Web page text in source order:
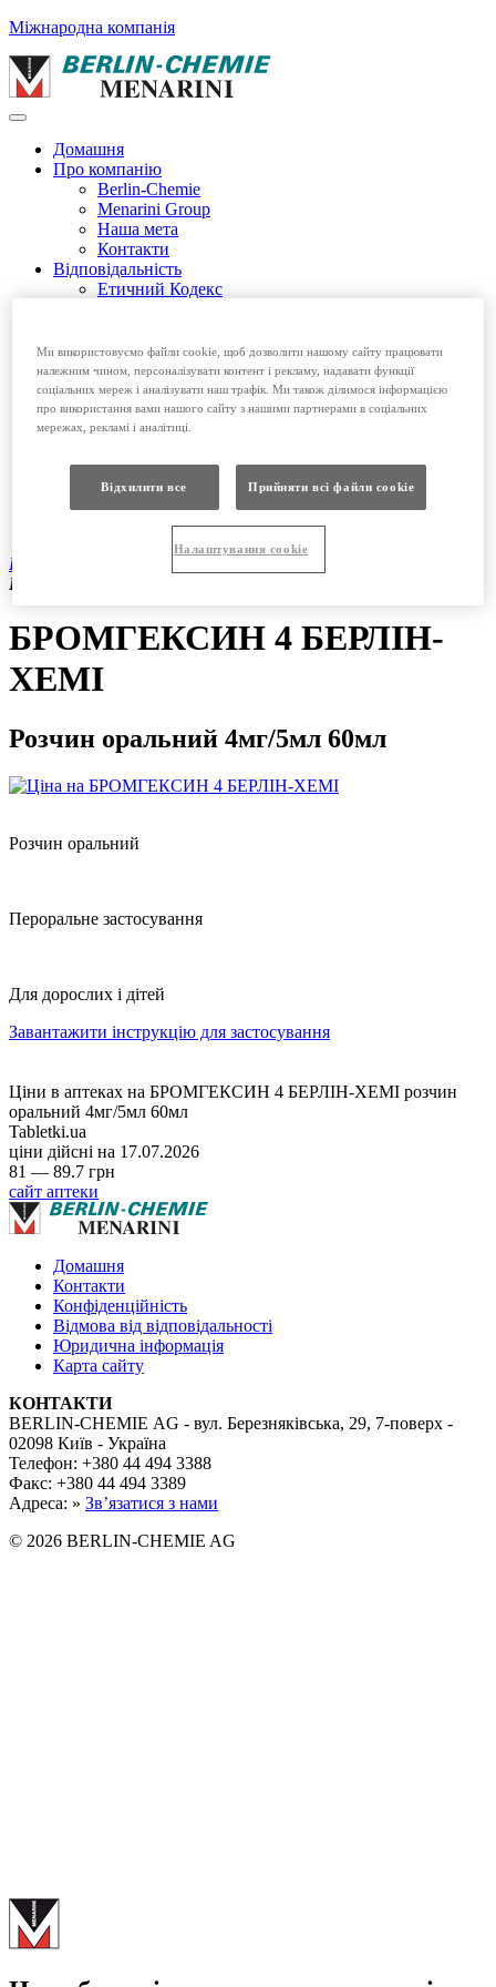
Міжнародна компанія
Домашня
Про компанію
Berlin-Chemie
Menarini Group
Наша мета
Контакти
Відповідальність
Етичний Кодекс
Продукція
Безрецептурні препарати
Рецептурні препарати
Вакансії
Про компанію
Відповідальність
Продукція
Продукція
БЕРЛІН-ХЕМІ розчин оральний 4мг/5мл 60мл
БРОМГЕКСИН 4 БЕРЛІН-
ХЕМІ
Розчин оральний 4мг/5мл 60мл
Розчин оральний
Пероральне застосування
Для дорослих і дітей
Завантажити інструкцію для застосування
Ціни в аптеках на БРОМГЕКСИН 4 БЕРЛІН-ХЕМІ розчин
оральний 4мг/5мл 60мл
Tabletki.ua
ціни дійсні на 17.07.2026
81 — 89.7 грн
сайт аптеки
Домашня
Контакти
Конфіденційність
Відмова від відповідальності
Юридична інформація
Карта сайту
КОНТАКТИ
BERLIN-CHEMIE AG - вул. Березняківська, 29, 7-поверх -
02098 Київ - Україна
Телефон: +380 44 494 3388
Факс: +380 44 494 3389
Адреса: » Зв’язатися з нами
© 2026 BERLIN-CHEMIE AG
Ми використовуємо файли cookie, щоб дозволити нашому сайту працювати
належним чином, персоналізувати контент і рекламу, надавати функції
соціальних мереж і аналізувати наш трафік. Ми також ділимося інформацією
про використання вами нашого сайту з нашими партнерами в соціальних
мережах, рекламі і аналітиці.
Відхилити все Прийняти всі файли сookie
Налаштування cookie